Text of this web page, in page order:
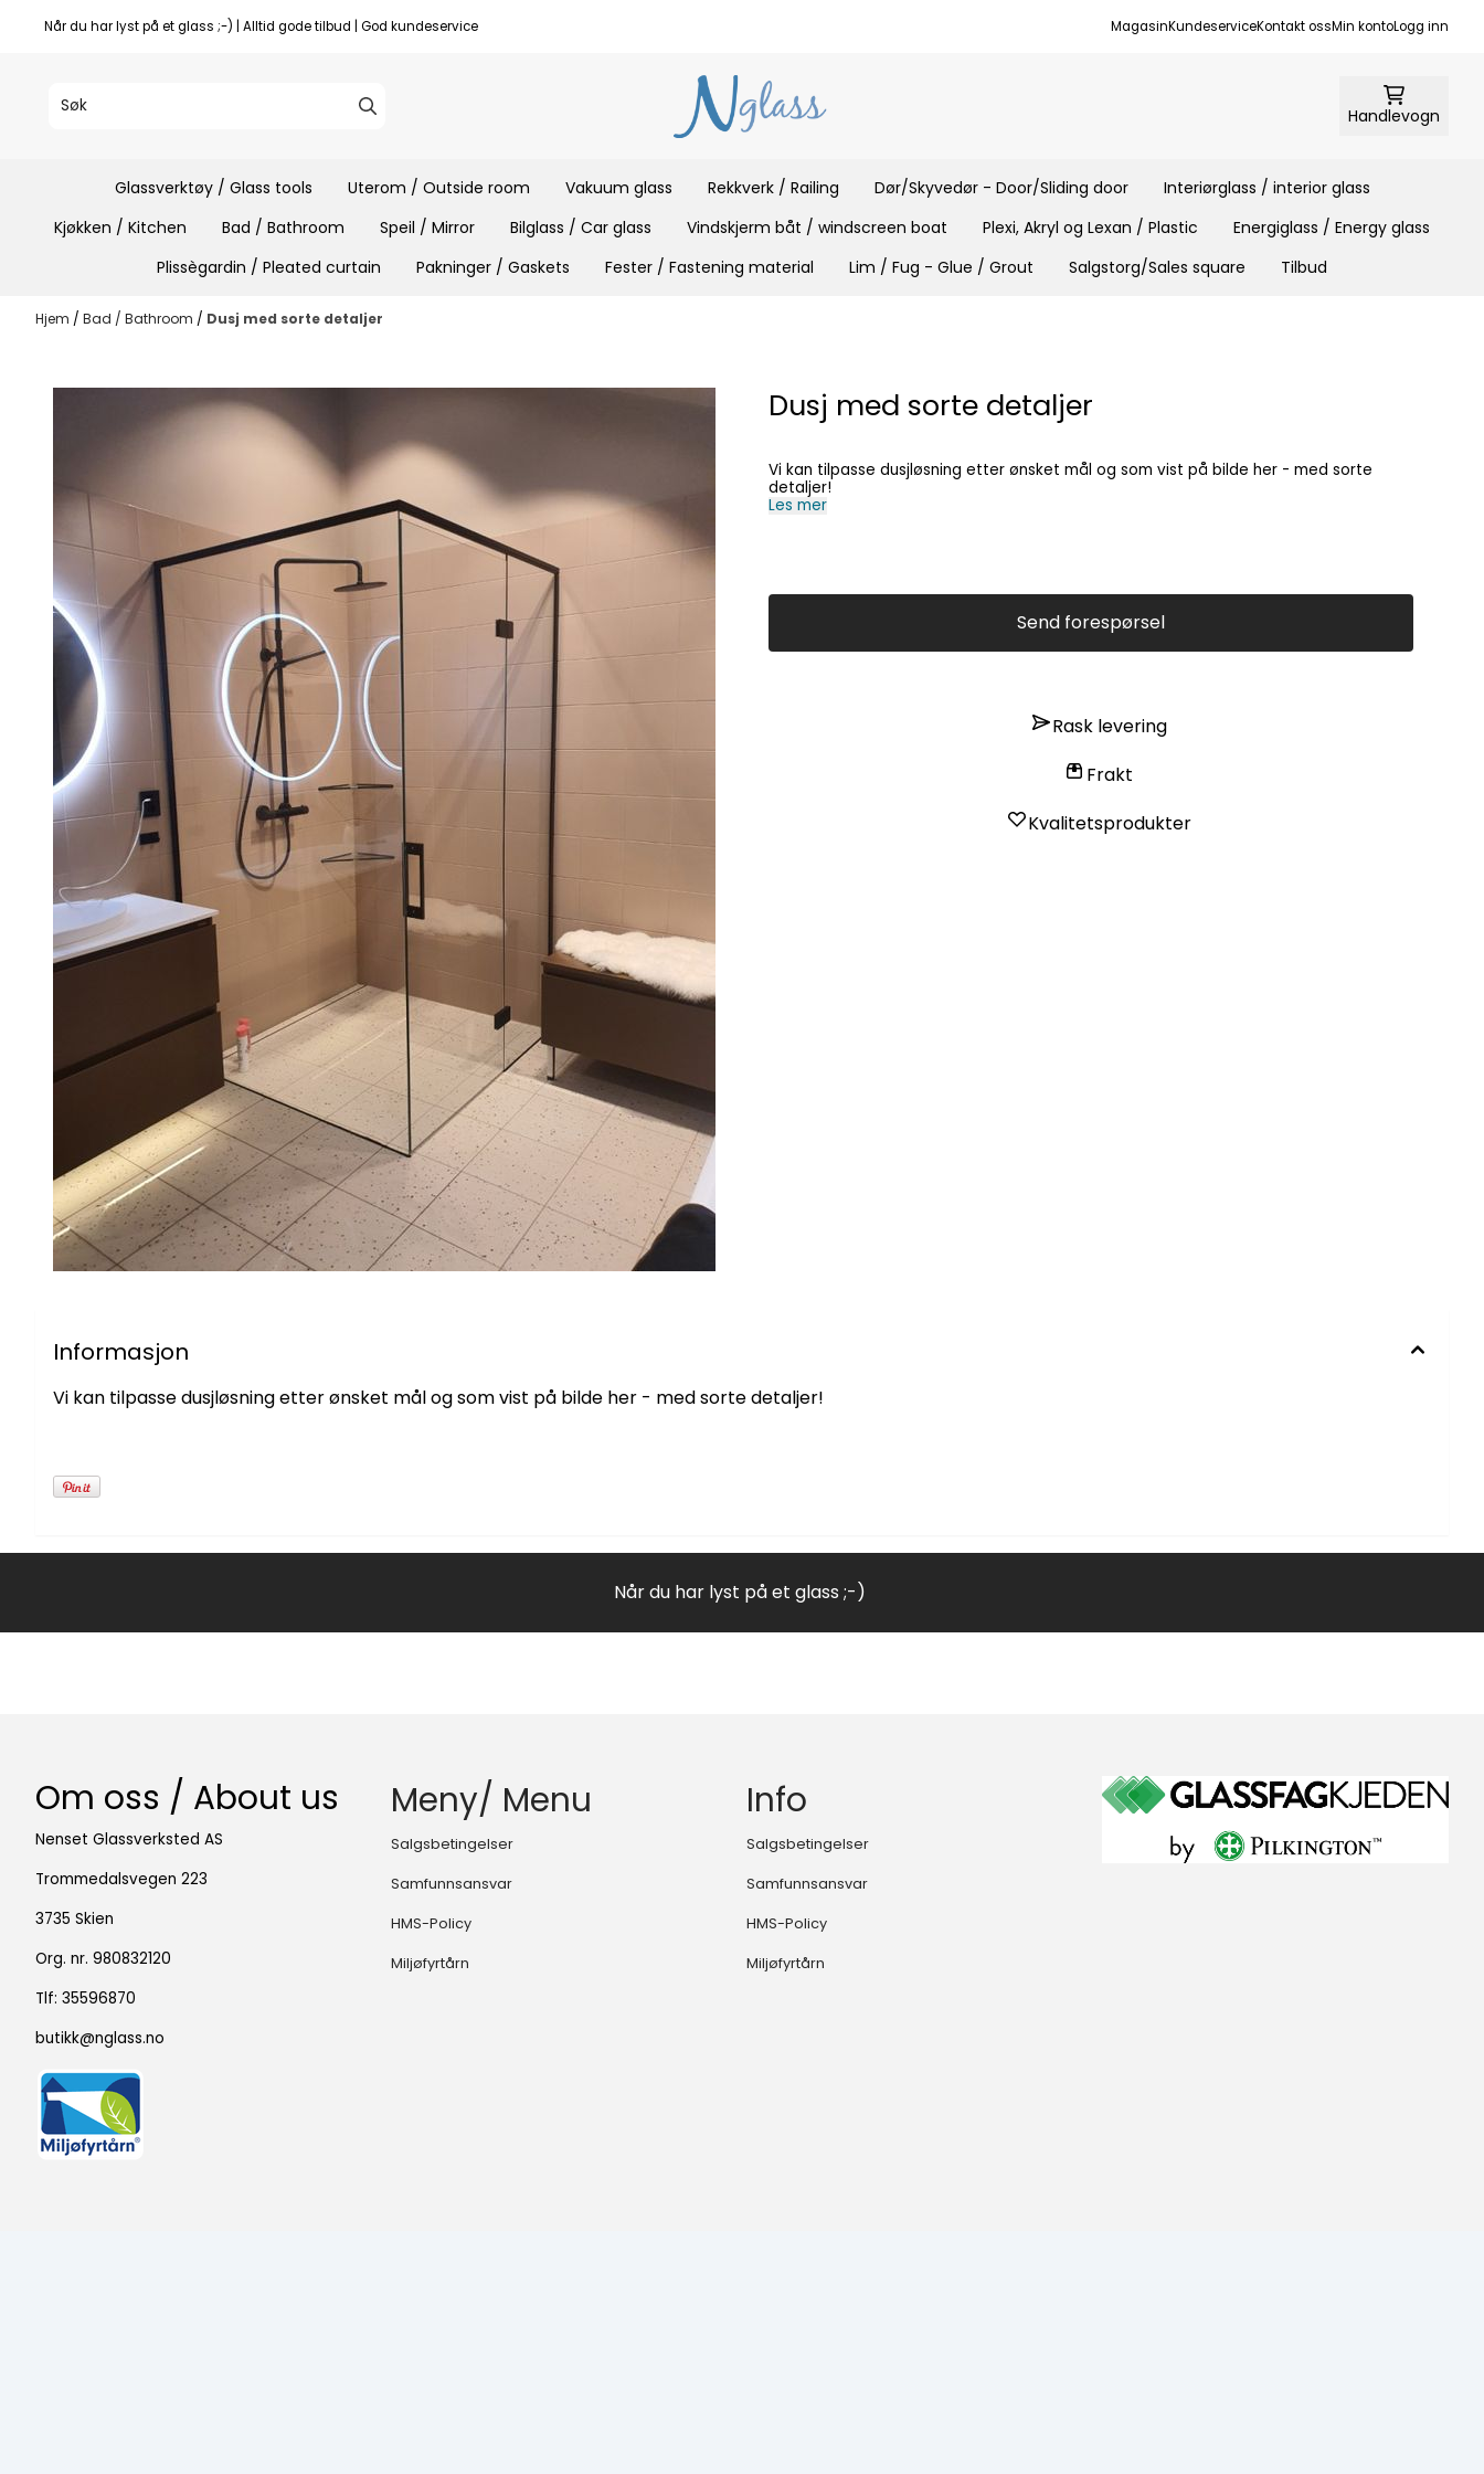
Hopp til innhold
Når du har lyst på et glass ;-) | Alltid gode tilbud | God kundeservice MagasinKundeserviceKontakt ossMin kontoLogg inn
Handlevogn
Glassverktøy / Glass tools Uterom / Outside room Vakuum glass Rekkverk / Railing Dør/Skyvedør - Door/Sliding door
Interiørglass / interior glass
Kjøkken / Kitchen
Bad / Bathroom Speil / Mirror Bilglass / Car glass Vindskjerm båt / windscreen boat Plexi, Akryl og Lexan / Plastic
Energiglass / Energy glass
Plissègardin / Pleated curtain
Pakninger / Gaskets Fester / Fastening material Lim / Fug - Glue / Grout Salgstorg/Sales square Tilbud
Hjem / Bad / Bathroom / Dusj med sorte detaljer
Dusj med sorte detaljer
Vi kan tilpasse dusjløsning etter ønsket mål og som vist på bilde her - med sorte
detaljer!
Les mer
Send forespørsel
Rask levering
Frakt
Kvalitetsprodukter
Informasjon
Vi kan tilpasse dusjløsning etter ønsket mål og som vist på bilde her - med sorte detaljer!
Når du har lyst på et glass ;-)
Om oss / About us
Nenset Glassverksted AS
Trommedalsvegen 223
3735 Skien
Org. nr. 980832120
Tlf: 35596870
butikk@nglass.no
Meny/ Menu
Salgsbetingelser
Samfunnsansvar
HMS-Policy
Miljøfyrtårn
Info
Salgsbetingelser
Samfunnsansvar
HMS-Policy
Miljøfyrtårn